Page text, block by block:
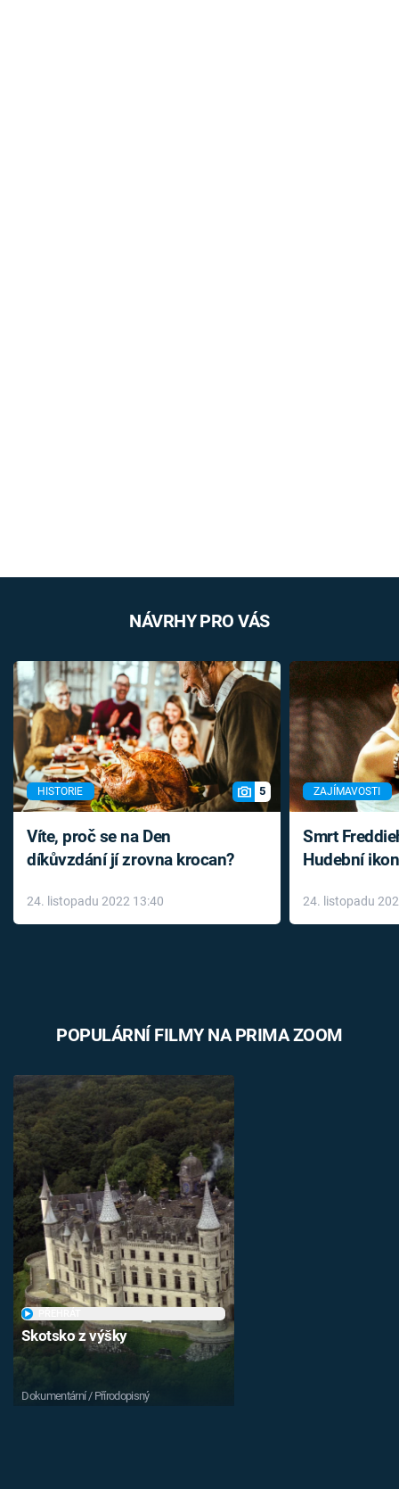
NÁVRHY PRO VÁS
HISTORIE 5
Víte, proč se na Den
díkůvzdání jí zrovna krocan?
24. listopadu 2022 13:40
ZAJÍMAVOSTI
Smrt
Hudební
léky
24. listopadu
POPULÁRNÍ FILMY NA PRIMA ZOOM
Skotsko z výšky
Dokumentární / Přírodopisný